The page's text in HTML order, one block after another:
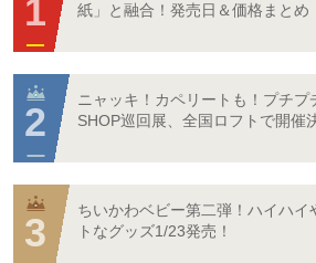
紙」と融合！発売日＆価格まとめ
ニャッキ！カペリートも！プチプ
SHOP巡回展、全国ロフトで開催
ちいかわベビー第二弾！ハイハイ
トなグッズ1/23発売！